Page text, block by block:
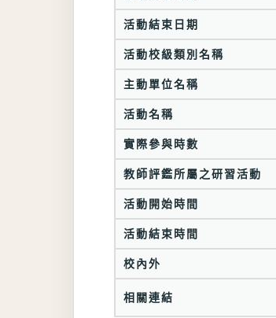
活動結束日期
活動校級類別名稱
主動單位名稱
活動名稱
實際參與時數
教師評鑑所屬之研習活動
活動開始時間
活動結束時間
校內外
相關連結